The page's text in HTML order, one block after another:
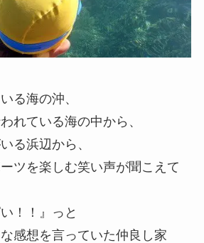
る海の沖、
れている海の中から、
る浜辺から、
ツを楽しむ笑い声が聞こえて
！！』っと
感想を言っていた仲良し家